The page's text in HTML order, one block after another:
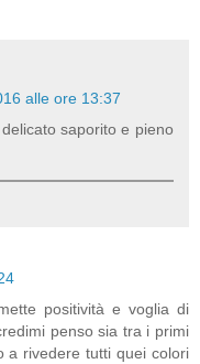
alle ore 13:37
saporito e pieno
positività e voglia di
penso sia tra i primi
a rivedere tutti quei colori